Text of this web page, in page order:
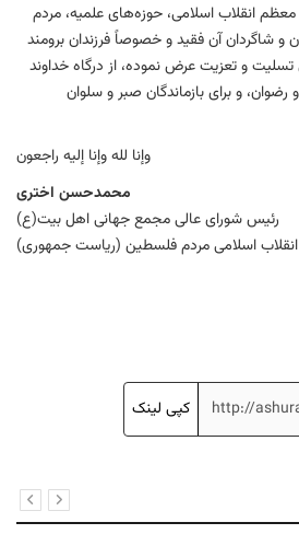
معظم انقلاب اسلامی، حوزه‌های علمیه، مردم
و شاگردان آن فقید و خصوصاً فرزندان برومند
و تعزیت عرض نموده، از درگاه خداوند
و برای بازماندگان صبر و سلوان
وإنا لله وإنا إلیه راجعون
محمدحسن اختری
رئیس شورای عالی مجمع جهانی اهل بیت(ع)
اسلامی مردم فلسطین (ریاست جمهوری)
کپی لینک